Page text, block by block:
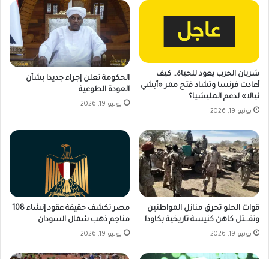
شريان الحرب يعود للحياة.. كيف
أعادت فرنسا وتشاد فتح ممر «أبشي
نيالا» لدعم المليشيا؟
يونيو 19, 2026
الحكومة تعلن إجراء جديدا بشأن
العودة الطوعية
يونيو 19, 2026
قوات الحلو تحرق منازل المواطنين
وتقـ.ـتل كاهن كنيسة تاريخية بكاودا
يونيو 19, 2026
مصر تكشف حقيقة عقود إنشاء 108
مناجم ذهب شمال السودان
يونيو 19, 2026